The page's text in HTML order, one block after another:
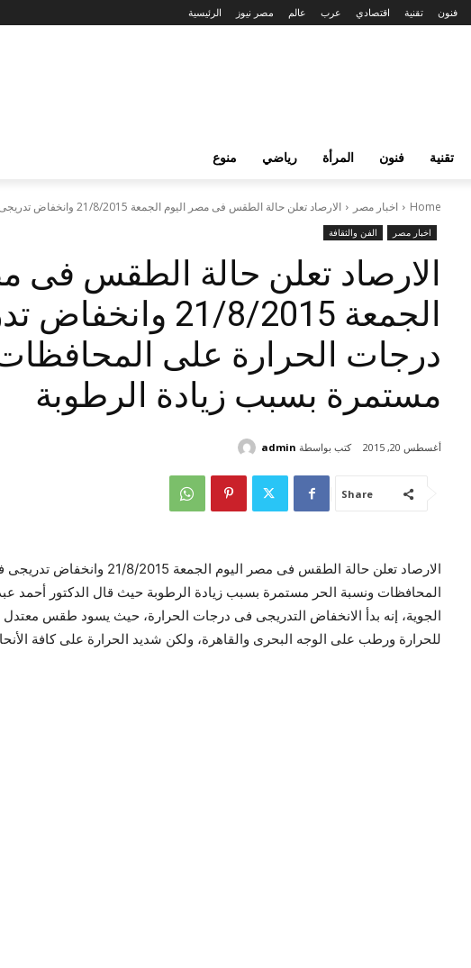
الرئيسية مصر نيوز عالم عرب اقتصادي تقنية فنون
تقنية فنون المرأة رياضي منوع
Home اخبار مصر الارصاد تعلن حالة الطقس فى مصر اليوم الجمعة 21/8/2015 وانخفاض تدريجى فى...
اخبار مصر الفن والثقافة
الارصاد تعلن حالة الطقس فى
الجمعة 21/8/2015
درجات الحرارة على
مستمرة بسبب زيادة الرطوبة
أغسطس 20, 2015 كتب بواسطة admin
Share
الارصاد تعلن حالة الطقس فى مصر اليوم
المحافظات ونسبة الحر مستمرة بسبب زيادة الرطوبة حيث قال الدكتور أحمد
الجوية، إنه بدأ الانخفاض التدريجى فى درجات الحرارة، حيث يسود طقس معتدل
للحرارة ورطب على الوجه البحرى والقاهرة، ولكن شديد الحرارة على كافة